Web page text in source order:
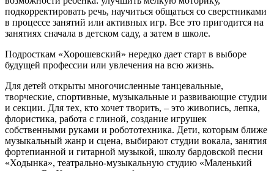
подкорректировать речь, научиться общаться со сверстниками
в процессе занятий или активных игр. Все это пригодится на
занятиях сначала в детском саду, а затем в школе.
Подросткам «Хорошевский» нередко дает старт в выборе
будущей профессии или увлечения на всю жизнь.
Для детей открыты многочисленные танцевальные,
творческие, спортивные, музыкальные и развивающие студии
и секции. Для тех, кто хочет творить, – это живопись, лепка,
флористика, работа с глиной, создание игрушек
собственными руками и робототехника. Дети, которым ближе
музыкальный жанр и сцена, выбирают студии вокала, занятия
фортепианной и гитарной музыкой, школу бардовской песни
«Ходынка», театрально-музыкальную студию «Маленький